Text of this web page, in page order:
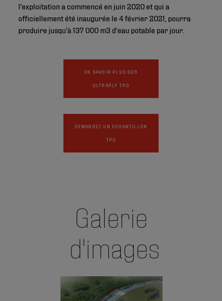
l'exploitation a commencé en juin 2020 et qui a
officiellement été inaugurée le 4 février 2021, pourra
produire jusqu'à 137 000 m3 d'eau potable par jour.
EN SAVOIR PLUS SUR
ULTRAPLY TPO
DEMANDEZ UN ECHANTILLON
TPO
Galerie
d'images